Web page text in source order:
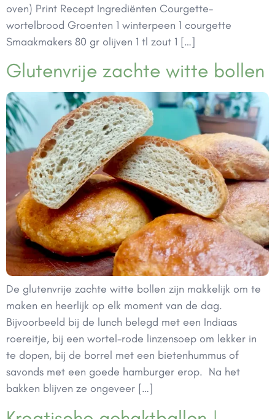
oven) Print Recept Ingrediënten Courgette-
wortelbrood Groenten 1 winterpeen 1 courgette
Smaakmakers 80 gr olijven 1 tl zout 1 […]
Glutenvrije zachte witte bollen
De glutenvrije zachte witte bollen zijn makkelijk om te
maken en heerlijk op elk moment van de dag.
Bijvoorbeeld bij de lunch belegd met een Indiaas
roereitje, bij een wortel-rode linzensoep om lekker in
te dopen, bij de borrel met een bietenhummus of
savonds met een goede hamburger erop. Na het
bakken blijven ze ongeveer […]